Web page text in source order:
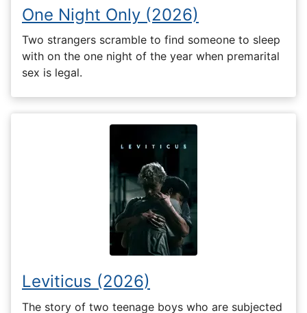
One Night Only (2026)
Two strangers scramble to find someone to sleep
with on the one night of the year when premarital
sex is legal.
Leviticus (2026)
The story of two teenage boys who are subjected